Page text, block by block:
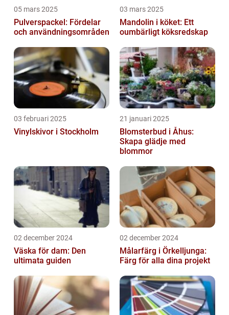
05 mars 2025
Pulverspackel: Fördelar
och användningsområden
03 mars 2025
Mandolin i köket: Ett
oumbärligt köksredskap
03 februari 2025
Vinylskivor i Stockholm
21 januari 2025
Blomsterbud i Åhus:
Skapa glädje med
blommor
02 december 2024
Väska för dam: Den
ultimata guiden
02 december 2024
Målarfärg i Örkelljunga:
Färg för alla dina projekt